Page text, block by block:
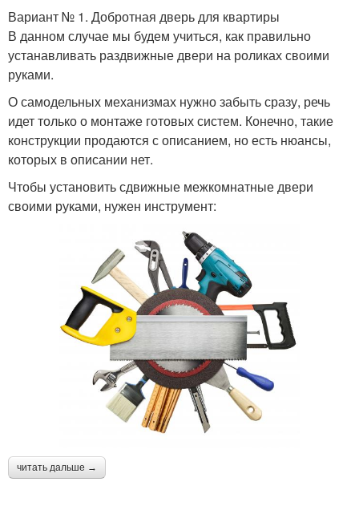
Вариант № 1. Добротная дверь для квартиры
В данном случае мы будем учиться, как правильно
устанавливать раздвижные двери на роликах своими
руками.
О самодельных механизмах нужно забыть сразу, речь
идет только о монтаже готовых систем. Конечно, такие
конструкции продаются с описанием, но есть нюансы,
которых в описании нет.
Чтобы установить сдвижные межкомнатные двери
своими руками, нужен инструмент:
читать дальше →